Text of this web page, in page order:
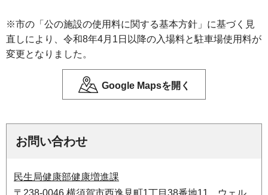
※市の「公の施設の使用料に関する基本方針」に基づく見
直しにより、令和8年4月1日以降の入場料と駐車場使用料が
変更となりました。
Google Mapsを開く
お問い合わせ
民生局健康部健康増進課
〒238-0046 横須賀市西逸見町1丁目38番地11 ウェル